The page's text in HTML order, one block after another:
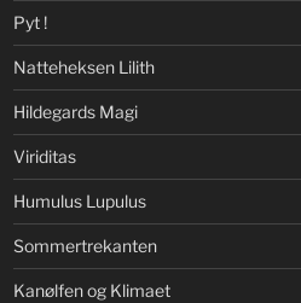
Pyt !
Natteheksen Lilith
Hildegards Magi
Viriditas
Humulus Lupulus
Sommertrekanten
Kanølfen og Klimaet